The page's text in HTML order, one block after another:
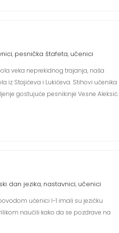
, pesnička štafeta, učenici
veka neprekidnog trajanja, naša
iz Stajićeva i Lukićeva. Stihovi učenika
gostujuće pesnikinje Vesne Aleksić.
dan jezika, nastavnici, učenici
učenici I-1 imali su jezičku
naučili kako da se pozdrave na